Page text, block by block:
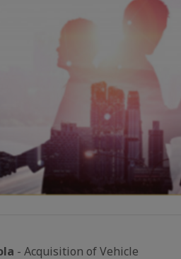
- Acquisition of Vehicle